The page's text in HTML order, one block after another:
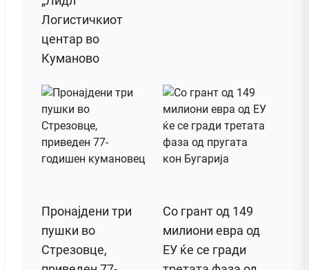
Логистичкиот
центар во
Куманово
Пронајдени три
пушки во
Стрезовце,
Со грант од 149
милиони евра од
ЕУ ќе се гради